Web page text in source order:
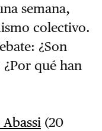
semana,
colectivo.
¿Son
¿Por qué han
(20